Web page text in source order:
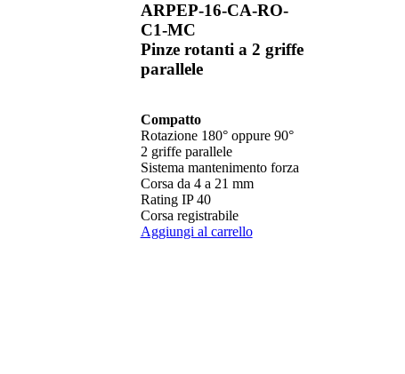
ARPEP-16-CA-RO-
C1-MC
Pinze rotanti a 2 griffe
parallele
Compatto
Rotazione 180° oppure 90°
2 griffe parallele
Sistema mantenimento forza
Corsa da 4 a 21 mm
Rating IP 40
Corsa registrabile
Aggiungi al carrello